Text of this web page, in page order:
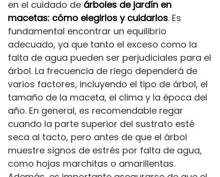
en el cuidado de árboles de jardín en
macetas: cómo elegirlos y cuidarlos. Es
fundamental encontrar un equilibrio
adecuado, ya que tanto el exceso como la
falta de agua pueden ser perjudiciales para el
árbol. La frecuencia de riego dependerá de
varios factores, incluyendo el tipo de árbol, el
tamaño de la maceta, el clima y la época del
año. En general, es recomendable regar
cuando la parte superior del sustrato esté
seca al tacto, pero antes de que el árbol
muestre signos de estrés por falta de agua,
como hojas marchitas o amarillentas.